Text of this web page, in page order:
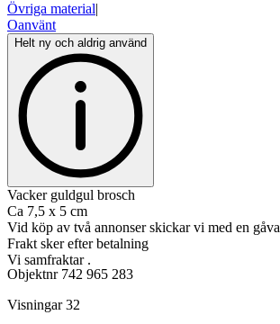
Övriga material|
Oanvänt
Helt ny och aldrig använd
Vacker guldgul brosch
Ca 7,5 x 5 cm
Vid köp av två annonser skickar vi med en gåva
Frakt sker efter betalning
Vi samfraktar .
Objektnr 742 965 283
Visningar 32